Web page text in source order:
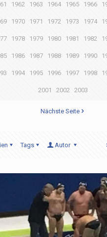
1962 1963 1964 1965 1966
1970 1971 1972 1973 1974
1978 1979 1980 1981 1982
1986 1987 1988 1989 1990
1994 1995 1996 1997 1998
2001 2002 2003
Nächste Seite
Tags Autor